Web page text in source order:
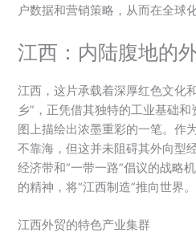
户数据和营销策略，从而在全球
江西：内陆腹地的
江西，这片承载着深厚红色文化
乡”，正凭借其独特的工业基础
图上描绘出浓墨重彩的一笔。作
不靠海，但这并未阻碍其外向型
经济带和“一带一路”倡议的战略
的精神，将“江西制造”推向世界。
江西外贸的特色产业集群